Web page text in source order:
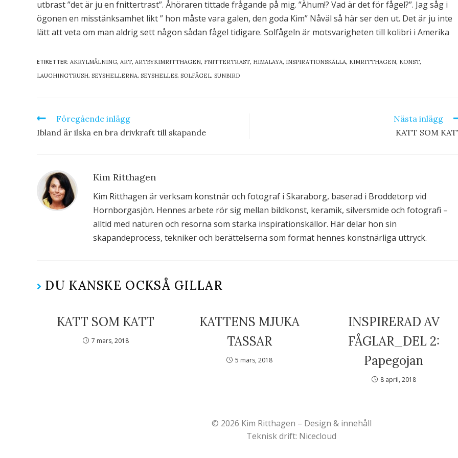
utbrast ”det är ju en fnittertrast”. Åhöraren tittade frågande på mig. ”Ähum!? Vad är det för fågel?”. Jag såg i
ögonen en misstänksamhet likt ” hon måste vara galen, den goda Kim” Nåväl så här ser den ut. Det är ju inte
lätt att veta om man aldrig sett någon sådan fågel tidigare. Solfågeln är motsvarigheten till kolibri i Amerika
ETIKETTER: AKRYLMÅLNING, ART, ARTBYKIMRITTHAGEN, FNITTERTRAST, HIMALAYA, INSPIRATIONSKÄLLA, KIMRITTHAGEN, KONST,
LAUGHINGTRUSH, SEYSHELLERNA, SEYSHELLES, SOLFÅGEL, SUNBIRD
Föregående inlägg
Ibland är ilska en bra drivkraft till skapande
Nästa inlägg
KATT SOM
Kim Ritthagen
Kim Ritthagen är verksam konstnär och fotograf i Skaraborg, baserad i Broddetorp vid
Hornborgasjön. Hennes arbete rör sig mellan bildkonst, keramik, silversmide och fotografi –
alltid med naturen och resorna som starka inspirationskällor. Här delar hon sin
skapandeprocess, tekniker och berättelserna som format hennes konstnärliga uttryck.
DU KANSKE OCKSÅ GILLAR
KATT SOM KATT
7 mars, 2018
KATTENS MJUKA
TASSAR
5 mars, 2018
INSPIRERAD AV
FÅGLAR_DEL 2:
Papegojan
8 april, 2018
© 2026 Kim Ritthagen – Design & innehåll
Teknisk drift: Nicecloud